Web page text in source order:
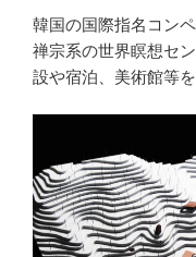
韓国の国際指名コン
禅宗系の世界瞑想セ
設や宿泊、美術館等を